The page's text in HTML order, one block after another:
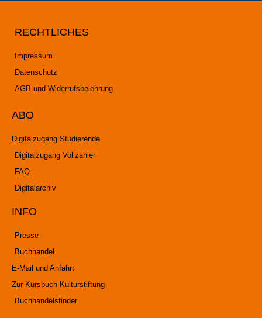
RECHTLICHES
Impressum
Datenschutz
AGB und Widerrufsbelehrung
ABO
Digitalzugang Studierende
Digitalzugang Vollzahler
FAQ
Digitalarchiv
INFO
Presse
Buchhandel
E-Mail und Anfahrt
Zur Kursbuch Kulturstiftung
Buchhandelsfinder